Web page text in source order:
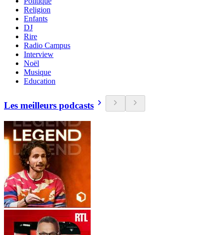
Religion
Enfants
DJ
Rire
Radio Campus
Interview
Noël
Musique
Education
Les meilleurs podcasts